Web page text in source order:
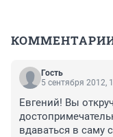
Гость
5 сентября 2012,
Евгений! Вы
вдаваться в саму